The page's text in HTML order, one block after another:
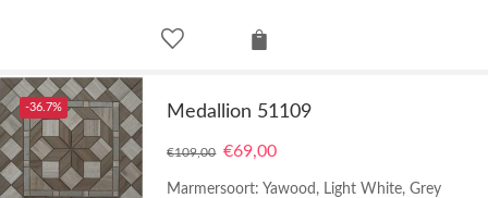
-36.7% Medallion 51109
€109,00 €69,00
Marmersoort: Yawood, Light White, Grey